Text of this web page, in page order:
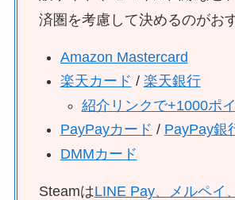
済圏を考慮して決めるのがお
Amazon Mastercard
楽天カード / 楽天銀行
紹介リンクで+1000ポ
PayPayカード / PayPay銀
DMMカード
SteamはLINE Pay、メルペイ